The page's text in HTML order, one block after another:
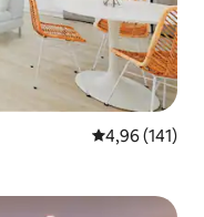
Keskmine
4,96 (141)